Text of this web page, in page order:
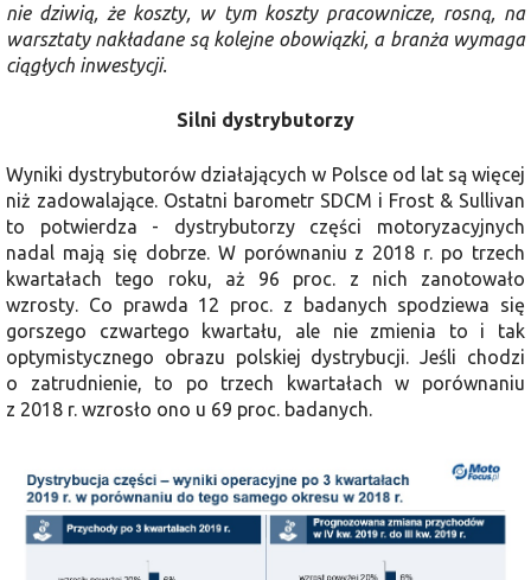
nie dziwią, że koszty, w tym koszty pracownicze, rosną, na
warsztaty nakładane są kolejne obowiązki, a branża wymaga
ciągłych inwestycji.
Silni dystrybutorzy
Wyniki dystrybutorów działających w Polsce od lat są więcej
niż zadowalające. Ostatni barometr SDCM i Frost & Sullivan
to potwierdza - dystrybutorzy części motoryzacyjnych
nadal mają się dobrze. W porównaniu z 2018 r. po trzech
kwartałach tego roku, aż 96 proc. z nich zanotowało
wzrosty. Co prawda 12 proc. z badanych spodziewa się
gorszego czwartego kwartału, ale nie zmienia to i tak
optymistycznego obrazu polskiej dystrybucji. Jeśli chodzi
o zatrudnienie, to po trzech kwartałach w porównaniu
z 2018 r. wzrosło ono u 69 proc. badanych.